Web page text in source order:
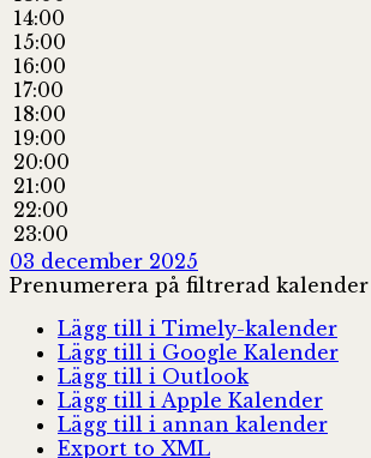
14:00
15:00
16:00
17:00
18:00
19:00
20:00
21:00
22:00
23:00
03 december 2025
Prenumerera på filtrerad kalender
Lägg till i Timely-kalender
Lägg till i Google Kalender
Lägg till i Outlook
Lägg till i Apple Kalender
Lägg till i annan kalender
Export to XML